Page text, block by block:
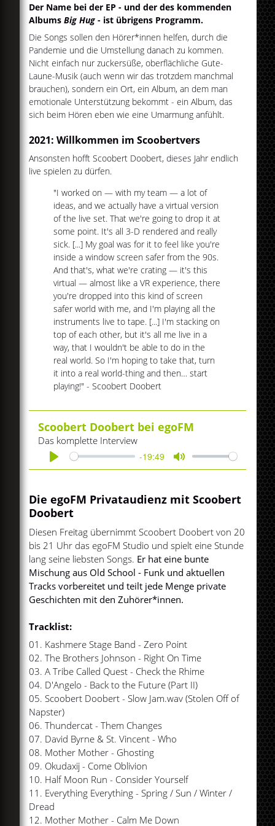
Der Name bei der EP - und der des kommenden
AlbumsBig Hug - ist übrigens Programm.
Die Songs sollen den Hörer*innen helfen, durch die
Pandemie und die Umstellung danach zu kommen.
Nicht einfach nur zuckersüße, oberflächliche Gute-
Laune-Musik (auch wenn wir das trotzdem manchmal
brauchen), sondern ein Ort, ein Album, an dem man
emotionale Unterstützung bekommt - ein Album, das
sich beim Hören eben wie eine Umarmung anfühlt.
2021: Willkommen im Scoobertvers
Ansonsten hofft Scoobert Doobert, dieses Jahr endlich
live spielen zu dürfen.
"I worked on — with my team — a lot of
ideas, and we actually have a virtual version
of the live set. That we're going to drop it at
some point. It's all 3-D rendered and really
sick. [...] My goal was for it to feel like you're
inside a window screen safer from the 90s.
And that's, what we're crating — it's this
virtual — almost like a VR experience, there
you're dropped into this kind of screen
safer world with me, and I'm playing all the
instruments live to tape. [...] I'm stacking on
top of each other, but it's all me live in a
way, that I wouldn't be able to do in the
real world. So I'm hoping to take that, turn
it into a real world-thing and then… start
playing!" - Scoobert Doobert
Scoobert Doobert bei egoFM
Das komplette Interview
Play
-19:49
Mute
Die egoFM Privataudienz mit Scoobert
Doobert
Diesen Freitag übernimmt Scoobert Doobert von 20
bis 21 Uhr das egoFM Studio und spielt eine Stunde
lang seine liebsten Songs. Er hat eine bunte
Mischung aus Old School - Funk und aktuellen
Tracks vorbereitet und teilt jede Menge private
Geschichten mit den Zuhörer*innen.
Tracklist:
01. Kashmere Stage Band - Zero Point
02. The Brothers Johnson - Right On Time
03. A Tribe Called Quest - Check the Rhime
04. D'Angelo - Back to the Future (Part II)
05. Scoobert Doobert - Slow Jam.wav (Stolen Off of
Napster)
06. Thundercat - Them Changes
07. David Byrne & St. Vincent - Who
08. Mother Mother - Ghosting
09. Okudaxij - Come Oblivion
10. Half Moon Run - Consider Yourself
11. Everything Everything - Spring / Sun / Winter /
Dread
12. Mother Mother - Calm Me Down